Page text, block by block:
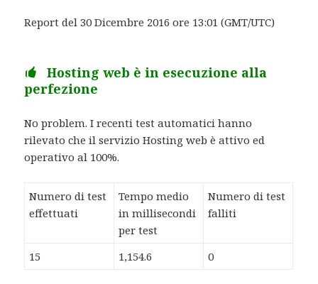
Report del 30 Dicembre 2016 ore 13:01 (GMT/UTC)
Hosting web è in esecuzione alla
perfezione
No problem. I recenti test automatici hanno
rilevato che il servizio Hosting web è attivo ed
operativo al 100%.
Numero di test
effettuati
Tempo medio
in millisecondi
per test
Numero di test
falliti
15 1,154.6 0